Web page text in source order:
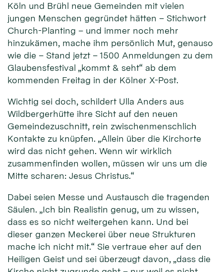
Köln und Brühl neue Gemeinden mit vielen
jungen Menschen gegründet hätten – Stichwort
Church-Planting – und immer noch mehr
hinzukämen, mache ihm persönlich Mut, genauso
wie die – Stand jetzt – 1500 Anmeldungen zu dem
Glaubensfestival „kommt & seht“ ab dem
kommenden Freitag in der Kölner X-Post.
Wichtig sei doch, schildert Ulla Anders aus
Wildbergerhütte ihre Sicht auf den neuen
Gemeindezuschnitt, rein zwischenmenschlich
Kontakte zu knüpfen. „Allein über die Kirchorte
wird das nicht gehen. Wenn wir wirklich
zusammenfinden wollen, müssen wir uns um die
Mitte scharen: Jesus Christus.“
Dabei seien Messe und Austausch die tragenden
Säulen. „Ich bin Realistin genug, um zu wissen,
dass es so nicht weitergehen kann. Und bei
dieser ganzen Meckerei über neue Strukturen
mache ich nicht mit.“ Sie vertraue eher auf den
Heiligen Geist und sei überzeugt davon, „dass die